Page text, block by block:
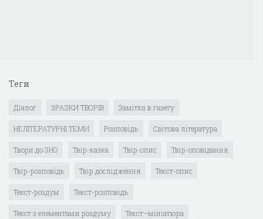
Теги
Діалог ЗРАЗКИ ТВОРІВ Замітка в газету
НЕЛІТЕРАТУРНІ ТЕМИ Розповідь Світова література
Твори до ЗНО Твір-казка Твір-опис Твір-оповідання
Твір-розповідь Твір дослідження Текст-опис
Текст-роздум Текст-розповідь
Текст з елементами роздуму Текст–мініатюра